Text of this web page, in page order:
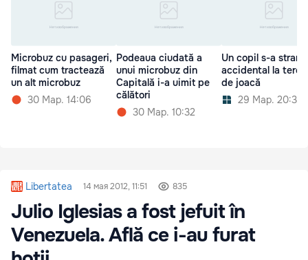
Microbuz cu pasageri,
filmat cum tractează
un alt microbuz
30 Мар. 14:06
Podeaua ciudată a
unui microbuz din
Capitală i-a uimit pe
călători
30 Мар. 10:32
Un copil s-a
accidental la
de joacă
29 Мар. 20:30
Libertatea 14 мая 2012, 11:51 835
Julio Iglesias a fost jefuit în
Venezuela. Află ce i-au furat